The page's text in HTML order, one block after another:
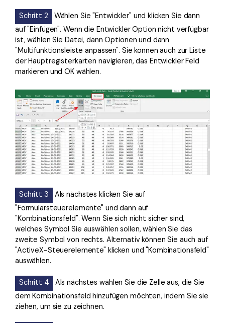
Schritt 2
Wählen Sie "Entwickler" und klicken Sie dann
auf "Einfügen". Wenn die Entwickler Option nicht verfügbar
ist, wählen Sie Datei, dann Optionen und dann
"Multifunktionsleiste anpassen". Sie können auch zur Liste
der Hauptregisterkarten navigieren, das Entwickler Feld
markieren und OK wählen.
Schritt 3
Als nächstes klicken Sie auf
"Formularsteuerelemente" und dann auf
"Kombinationsfeld". Wenn Sie sich nicht sicher sind,
welches Symbol Sie auswählen sollen, wählen Sie das
zweite Symbol von rechts. Alternativ können Sie auch auf
"ActiveX-Steuerelemente" klicken und "Kombinationsfeld"
auswählen.
Schritt 4
Als nächstes wählen Sie die Zelle aus, die Sie
dem Kombinationsfeld hinzufügen möchten, indem Sie sie
ziehen, um sie zu zeichnen.